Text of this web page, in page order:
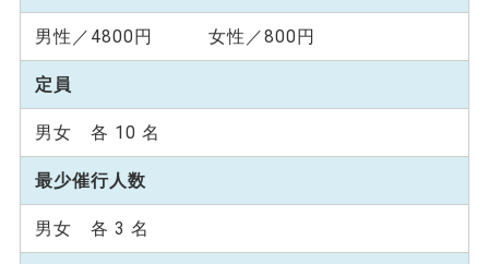
男性／4800円 女性／800円
定員
男女 各 10 名
最少催行人数
男女 各 3 名